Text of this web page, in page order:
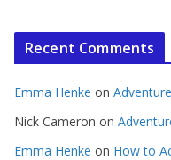
Recent Comments
Emma Henke on
Nick Cameron on
Emma Henke on How to